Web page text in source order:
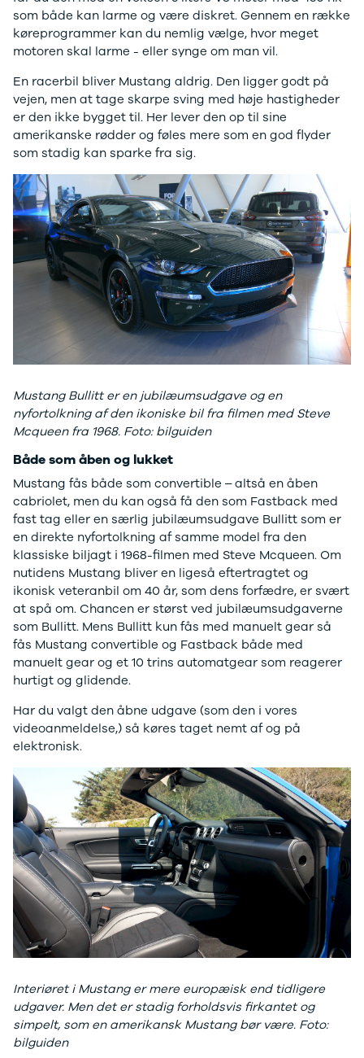
Anmeldelser
Privatleasing
Tilbud
Modeller
Anmeldelser
Privatleasing
Tilbud
IONIQ 6
Modeller
Anmeldelser
Privatleasing
Tilbud
IONIQ 6 N
Modeller
Anmeldelser
Privatleasing
Tilbud
IONIQ 9
Modeller
Anmeldelser
Privatleasing
Tilbud
STARIA
BAYON
Modeller
Anmeldelser
Privatleasing
Tilbud
Renault
Twingo
Electric
Modeller
Anmeldelser
Privatleasing
Tilbud
5 Electric
Modeller
Anmeldelser
Privatleasing
Tilbud
4 Electric
Anmeldelser
Privatleasing
Tilbud
Megane
Electric
Anmeldelser
Privatleasing
Tilbud
Scenic
Electric
Modeller
Privatleasing
Tilbud
Zeekr
X
Tipo
Doblo Cargo
Ducato 33
Talento
Ford
Se alle Ford
Elbil
SUV
Stationcar
B-Max
Bronco
C-Max
Capri
Grand C-Max
EcoSport
Explorer
F-150
Fiesta
Focus
Galaxy
Kuga
Mondeo
Mustang
Mustang
Puma
S-Max
Ranger
Ranger
Raptor
Transit
Courier
Transit
Connect
Transit
Custom
L2 Van
Transit 350
L3 Chassis
Transit 350
L4 Chassis
E-Transit 350
L2 Van
E-Transit 350
L3 Van
Tourneo
Custom 320S
Tourneo
Custom 340L
Se alle Honda
Jazz
Civic
som både kan larme og være diskret. Gennem en række
køreprogrammer kan du nemlig vælge, hvor meget
motoren skal larme - eller synge om man vil.
En racerbil bliver Mustang aldrig. Den ligger godt på
vejen, men at tage skarpe sving med høje hastigheder
er den ikke bygget til. Her lever den op til sine
amerikanske rødder og føles mere som en god flyder
som stadig kan sparke fra sig.
Mustang Bullitt er en jubilæumsudgave og en
nyfortolkning af den ikoniske bil fra filmen med Steve
Mcqueen fra 1968. Foto: bilguiden
Både som åben og lukket
Mustang fås både som convertible – altså en åben
cabriolet, men du kan også få den som Fastback med
fast tag eller en særlig jubilæumsudgave Bullitt som er
en direkte nyfortolkning af samme model fra den
klassiske biljagt i 1968-filmen med Steve Mcqueen. Om
nutidens Mustang bliver en ligeså eftertragtet og
ikonisk veteranbil om 40 år, som dens forfædre, er svært
at spå om. Chancen er størst ved jubilæumsudgaverne
som Bullitt. Mens Bullitt kun fås med manuelt gear så
fås Mustang convertible og Fastback både med
manuelt gear og et 10 trins automatgear som reagerer
hurtigt og glidende.
Har du valgt den åbne udgave (som den i vores
videoanmeldelse,) så køres taget nemt af og på
elektronisk.
Interiøret i Mustang er mere europæisk end tidligere
udgaver. Men det er stadig forholdsvis firkantet og
simpelt, som en amerikansk Mustang bør være. Foto:
bilguiden